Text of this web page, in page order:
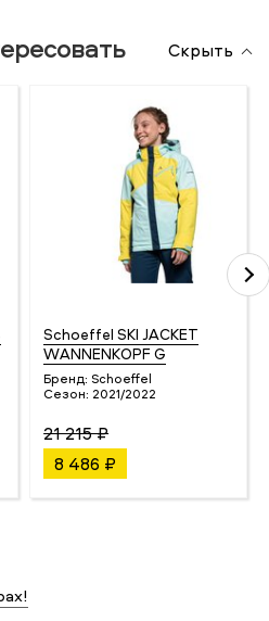
Скрыть
Schoeffel SKI JACKET
WANNENKOPF G
Бренд: Schoeffel
Сезон: 2021/2022
21 215 ₽
8 486 ₽